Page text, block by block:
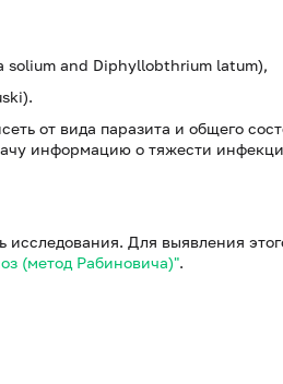
solium and Diphyllobthrium latum),
от вида паразита и общего
информацию о тяжести
Для выявления
(метод Рабиновича)".